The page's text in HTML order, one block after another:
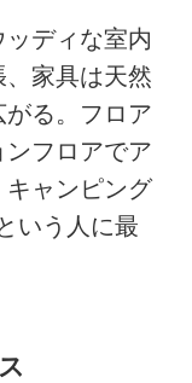
ディな室内
家具は天然
る。フロア
フロアでア
キャンピング
いう人に最